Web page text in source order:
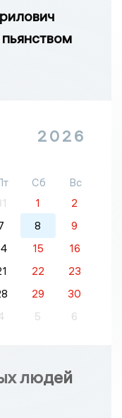
2026
Сб
Вс
1
2
8
9
15
16
22
23
29
30
5 6
людей